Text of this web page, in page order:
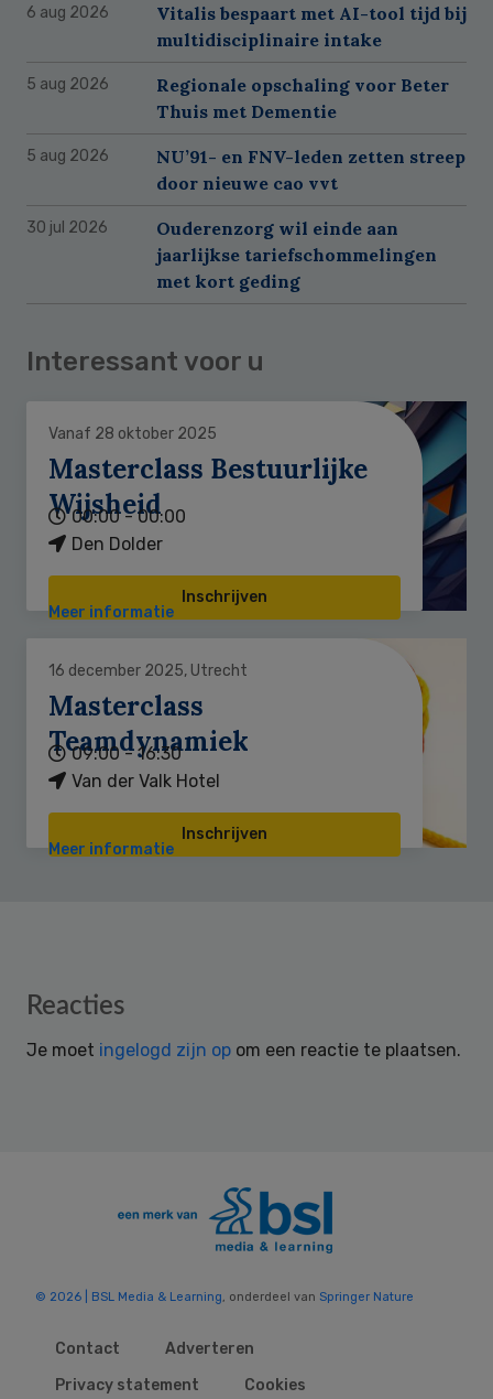
6 aug 2026
Vitalis bespaart met AI-tool tijd bij
multidisciplinaire intake
5 aug 2026
Regionale opschaling voor Beter
Thuis met Dementie
5 aug 2026
NU’91- en FNV-leden zetten streep
door nieuwe cao vvt
30 jul 2026
Ouderenzorg wil einde aan
jaarlijkse tariefschommelingen
met kort geding
Interessant voor u
Vanaf 28 oktober 2025
Masterclass Bestuurlijke
Wijsheid
00:00 - 00:00
Den Dolder
Inschrijven
Meer informatie
16 december 2025, Utrecht
Masterclass
Teamdynamiek
09:00 - 16:30
Van der Valk Hotel
Inschrijven
Meer informatie
Reader
Reacties
Je moet ingelogd zijn op om een reactie te plaatsen.
© 2026 | BSL Media & Learning, onderdeel van Springer Nature
Contact
Adverteren
Privacy statement
Cookies